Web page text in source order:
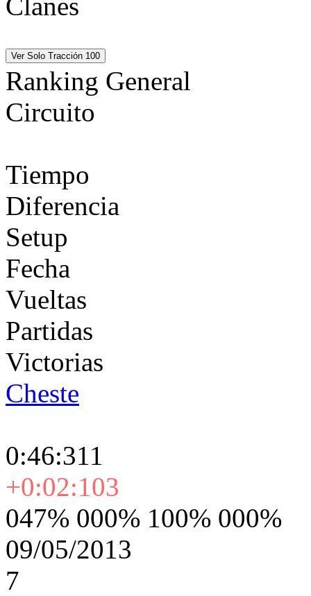
Ranking General
Circuito
Tiempo
Diferencia
Setup
Fecha
Vueltas
Partidas
Victorias
Cheste
0:46:311
+0:02:103
047% 000% 100% 000%
09/05/2013
7